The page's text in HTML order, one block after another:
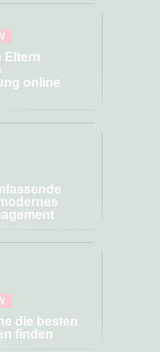
Eltern
online
die besten
finden